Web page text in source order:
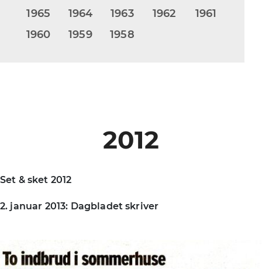
1965
1964 1963 1962
1961
1960
1959 1958
2012
Set & sket 2012
2. januar 2013: Dagbladet skriver